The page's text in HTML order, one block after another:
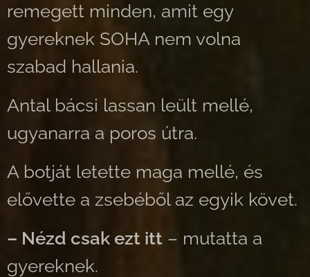
remegett minden, amit egy
gyereknek SOHA nem volna
szabad hallania.
Antal bácsi lassan leült mellé,
ugyanarra a poros útra.
A botját letette maga mellé, és
elővette a zsebéből az egyik követ.
– Nézd csak ezt itt – mutatta a
gyereknek.